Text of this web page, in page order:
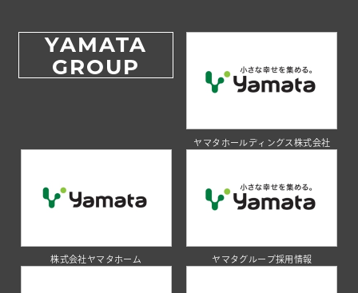
YAMATA
GROUP
ヤマタホールディングス株式会社
株式会社ヤマタホーム ヤマタグループ採用情報